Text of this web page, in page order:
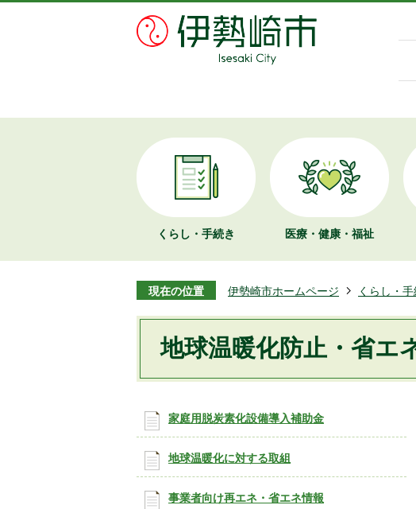
くらし・手続き 医療・健康・福祉
現在の位置 伊勢崎市ホームページ くらし・手
地球温暖化防止・省エ
家庭用脱炭素化設備導入補助金
地球温暖化に対する取組
事業者向け再エネ・省エネ情報